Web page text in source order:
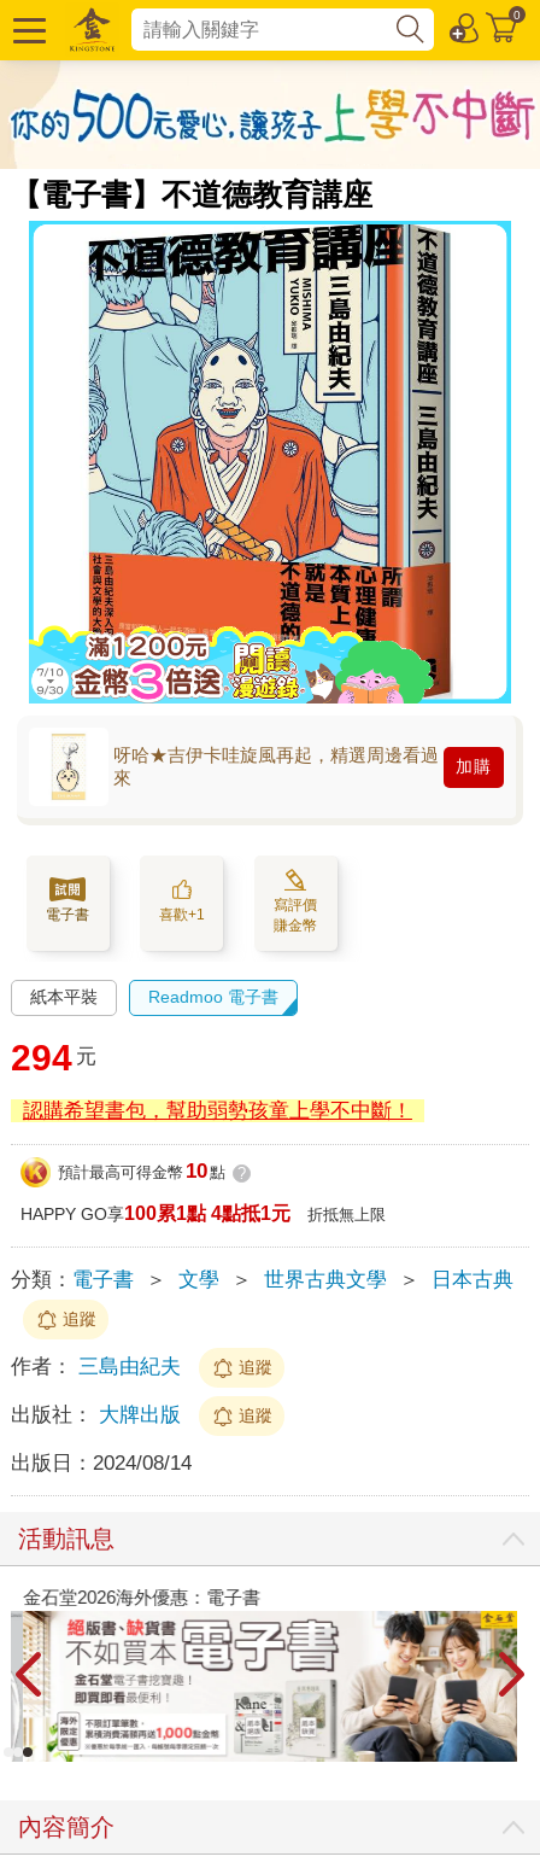
0
【電子書】不道德教育講座
呀哈★吉伊卡哇旋風再起，精選周邊看過
來
加購
電子書 喜歡+1
寫評價
賺金幣
紙本平裝 Readmoo 電子書
294 元
認購希望書包，幫助弱勢孩童上學不中斷！
預計最高可得金幣 10點 ?
HAPPY GO享100累1點 4點抵1元 折抵無上限
分類： 電子書 ＞ 文學 ＞ 世界古典文學 ＞ 日本古典
追蹤
作者： 三島由紀夫 追蹤
出版社： 大牌出版 追蹤
出版日： 2024/08/14
活動訊息
金石堂2026海外優惠：電子書
內容簡介